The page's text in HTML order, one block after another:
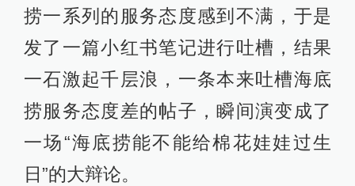
捞一系列的服务态度感到不满，于是
发了一篇小红书笔记进行吐槽，结果
一石激起千层浪，一条本来吐槽海底
捞服务态度差的帖子，瞬间演变成了
一场“海底捞能不能给棉花娃娃过生
日”的大辩论。